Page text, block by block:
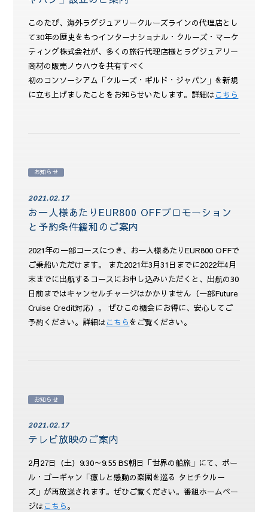
このたび、海外ラグジュアリークルーズラインの代理店とし
て30年の歴史をもつインターナショナル・クルーズ・マーケ
ティング株式会社が、多くの旅行代理店様とラグジュアリー
商材の販売ノウハウを共有すべく
初のコンソーシアム「クルーズ・ギルド・ジャパン」を新規
に立ち上げましたことをお知らせいたします。詳細はこちら
お知らせ
2021.02.17
お一人様あたりEUR800 OFFプロモーション
と予約条件緩和のご案内
2021年の一部コースにつき、お一人様あたりEUR800 OFFで
ご乗船いただけます。 また2021年3月31日までに2022年4月
末までに出航するコースにお申し込みいただくと、出航の30
日前まではキャンセルチャージはかかりません（一部Future
Cruise Credit対応）。 ぜひこの機会にお得に、安心してご
予約ください。詳細はこちらをご覧ください。
お知らせ
2021.02.17
テレビ放映のご案内
2月27日（土）9:30～9:55 BS朝日「世界の船旅」にて、ポー
ル・ゴーギャン「癒しと感動の楽園を巡る タヒチクルー
ズ」が再放送されます。ぜひご覧ください。番組ホームペー
ジはこちら。